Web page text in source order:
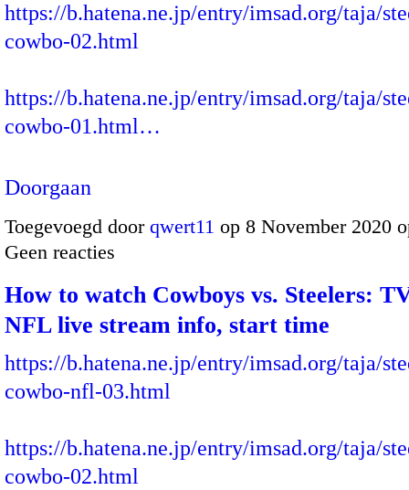
https://b.hatena.ne.jp/entry/imsad.org/taja/
cowbo-02.html
https://b.hatena.ne.jp/entry/imsad.org/taja/
cowbo-01.html…
Doorgaan
Toegevoegd door qwert11 op 8 November 2020
Geen reacties
How to watch Cowboys vs. Steelers:
NFL live stream info, start time
https://b.hatena.ne.jp/entry/imsad.org/taja/
cowbo-nfl-03.html
https://b.hatena.ne.jp/entry/imsad.org/taja/
cowbo-02.html